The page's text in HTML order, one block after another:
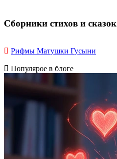
Сборники стихов и сказок
Рифмы Матушки Гусыни
Популярое в блоге